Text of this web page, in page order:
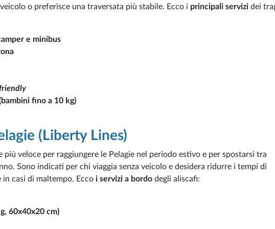
o preferisce una traversata più stabile. Ecco i principali servizi dei
e minibus
fino a 10 kg)
(Liberty Lines)
veloce per raggiungere le Pelagie nel periodo estivo e per spostarsi tra
Sono indicati per chi viaggia senza veicolo e desidera ridurre i tempi di
casi di maltempo. Ecco i servizi a bordo degli aliscafi:
60x40x20 cm)